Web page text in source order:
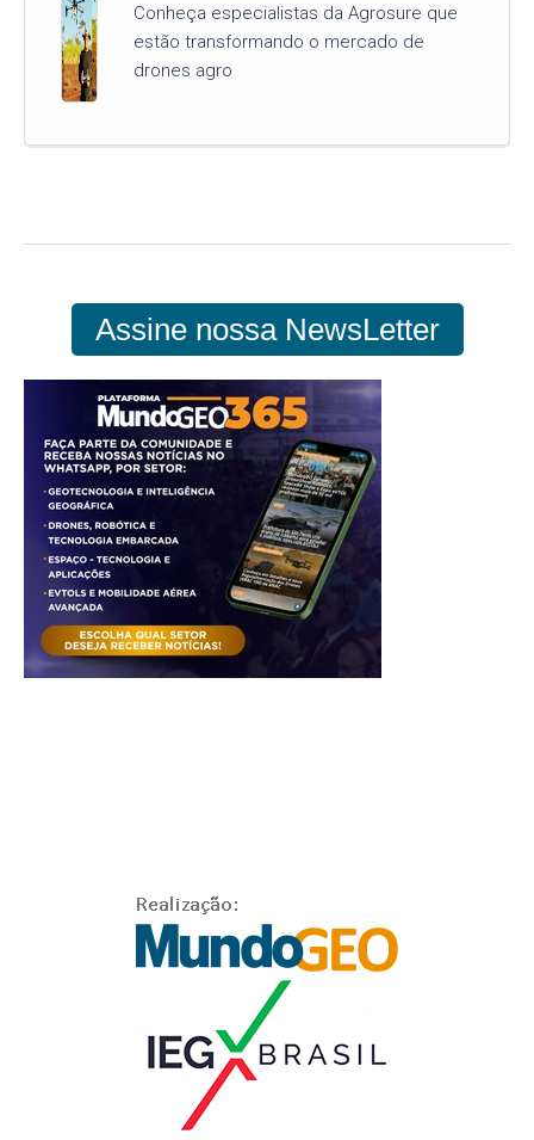
Conheça especialistas da Agrosure que
estão transformando o mercado de
drones agro
Assine nossa NewsLetter